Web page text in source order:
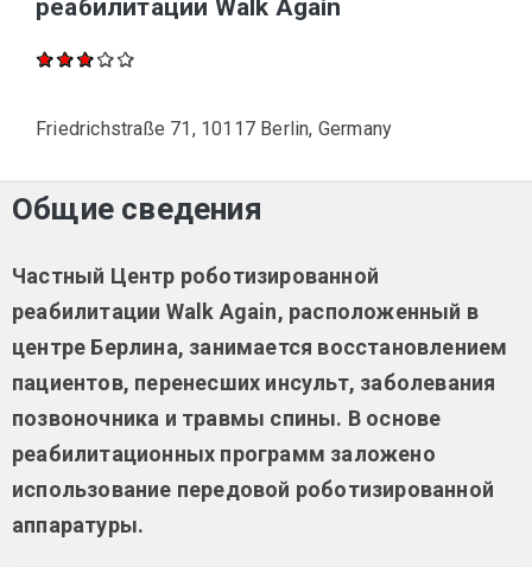
реабилитации Walk Again
Friedrichstraße 71, 10117 Berlin, Germany
Общие сведения
Частный Центр роботизированной
реабилитации Walk Again, расположенный в
центре Берлина, занимается восстановлением
пациентов, перенесших инсульт, заболевания
позвоночника и травмы спины. В основе
реабилитационных программ заложено
использование передовой роботизированной
аппаратуры.